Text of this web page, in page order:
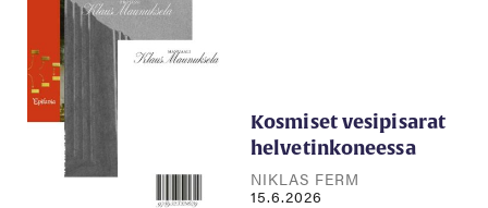
Kosmiset vesipisarat
helvetinkoneessa
NIKLAS FERM
15.6.2026